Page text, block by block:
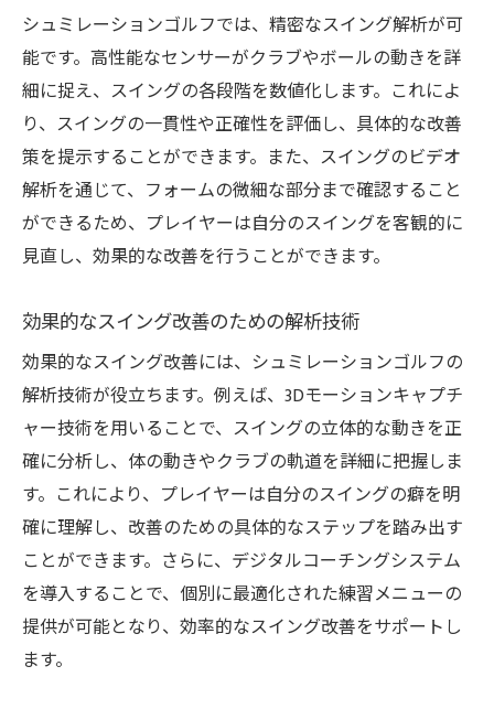
シュミレーションゴルフでは、精密なスイング解析が可
能です。高性能なセンサーがクラブやボールの動きを詳
細に捉え、スイングの各段階を数値化します。これによ
り、スイングの一貫性や正確性を評価し、具体的な改善
策を提示することができます。また、スイングのビデオ
解析を通じて、フォームの微細な部分まで確認すること
ができるため、プレイヤーは自分のスイングを客観的に
見直し、効果的な改善を行うことができます。
効果的なスイング改善のための解析技術
効果的なスイング改善には、シュミレーションゴルフの
解析技術が役立ちます。例えば、3Dモーションキャプチ
ャー技術を用いることで、スイングの立体的な動きを正
確に分析し、体の動きやクラブの軌道を詳細に把握しま
す。これにより、プレイヤーは自分のスイングの癖を明
確に理解し、改善のための具体的なステップを踏み出す
ことができます。さらに、デジタルコーチングシステム
を導入することで、個別に最適化された練習メニューの
提供が可能となり、効率的なスイング改善をサポートし
ます。